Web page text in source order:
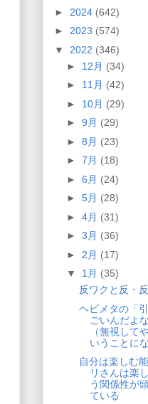
► 2024 (642)
► 2023 (574)
▼ 2022 (346)
► 12月 (34)
► 11月 (42)
► 10月 (29)
► 9月 (29)
► 8月 (23)
► 7月 (18)
► 6月 (24)
► 5月 (28)
► 4月 (31)
► 3月 (36)
► 2月 (17)
▼ 1月 (35)
反ワクと反・
ヘビメタの「
ごいんだよ
（無視して
いうことに
自分は楽しむ
リさんは楽
う関係性が
ている